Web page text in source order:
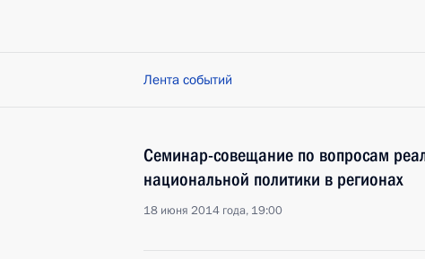
Лента событий
Семинар-совещание по вопросам
национальной политики в регионах
18 июня 2014 года, 19:00